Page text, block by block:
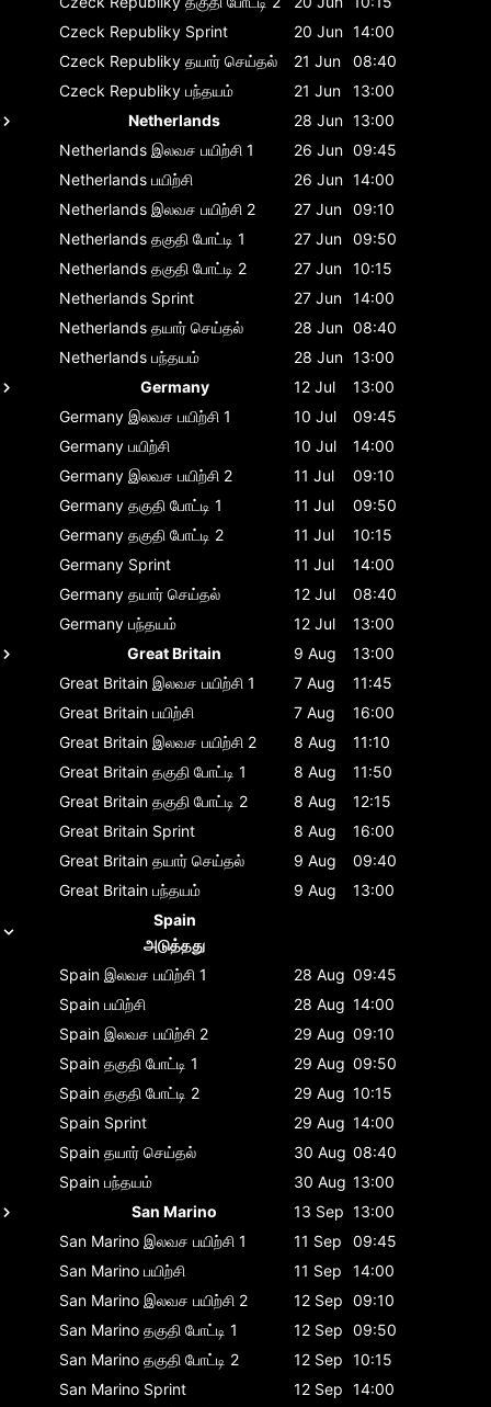
Czeck Republiky Sprint 20 Jun 14:00
Czeck Republiky தயார் செய்தல் 21 Jun
08:40
Czeck Republiky பந்தயம் 21 Jun
13:00
Netherlands
28 Jun 13:00
Netherlands இலவச பயிற்சி 1 26 Jun 09:45
Netherlands பயிற்சி 26 Jun 14:00
Netherlands இலவச பயிற்சி 2 27 Jun 09:10
Netherlands தகுதி போட்டி 1 27 Jun 09:50
Netherlands தகுதி போட்டி 2 27 Jun 10:15
Netherlands Sprint 27 Jun 14:00
Netherlands தயார் செய்தல் 28 Jun 08:40
Netherlands பந்தயம் 28 Jun 13:00
Germany
12 Jul
13:00
Germany இலவச பயிற்சி 1 10 Jul
09:45
Germany பயிற்சி 10 Jul
14:00
Germany இலவச பயிற்சி 2 11 Jul
09:10
Germany தகுதி போட்டி 1 11 Jul
09:50
Germany தகுதி போட்டி 2 11 Jul
10:15
Germany Sprint 11 Jul
14:00
Germany தயார் செய்தல் 12 Jul
08:40
Germany பந்தயம் 12 Jul
13:00
Great Britain
9 Aug
13:00
Great Britain இலவச பயிற்சி 1 7 Aug
11:45
Great Britain பயிற்சி 7 Aug
16:00
Great Britain இலவச பயிற்சி 2 8 Aug
11:10
Great Britain தகுதி போட்டி 1 8 Aug
11:50
Great Britain தகுதி போட்டி 2 8 Aug
12:15
Great Britain Sprint 8 Aug
16:00
Great Britain தயார் செய்தல் 9 Aug
09:40
Great Britain பந்தயம் 9 Aug
13:00
Spain
அடுத்தது
Spain இலவச பயிற்சி 1 28 Aug 09:45
Spain பயிற்சி 28 Aug 14:00
Spain இலவச பயிற்சி 2 29 Aug 09:10
Spain தகுதி போட்டி 1 29 Aug 09:50
Spain தகுதி போட்டி 2 29 Aug 10:15
Spain Sprint 29 Aug 14:00
Spain தயார் செய்தல் 30 Aug 08:40
Spain பந்தயம் 30 Aug 13:00
San Marino
13 Sep 13:00
San Marino இலவச பயிற்சி 1 11 Sep
09:45
San Marino பயிற்சி 11 Sep
14:00
San Marino இலவச பயிற்சி 2 12 Sep 09:10
San Marino தகுதி போட்டி 1 12 Sep 09:50
San Marino தகுதி போட்டி 2 12 Sep 10:15
San Marino Sprint 12 Sep 14:00